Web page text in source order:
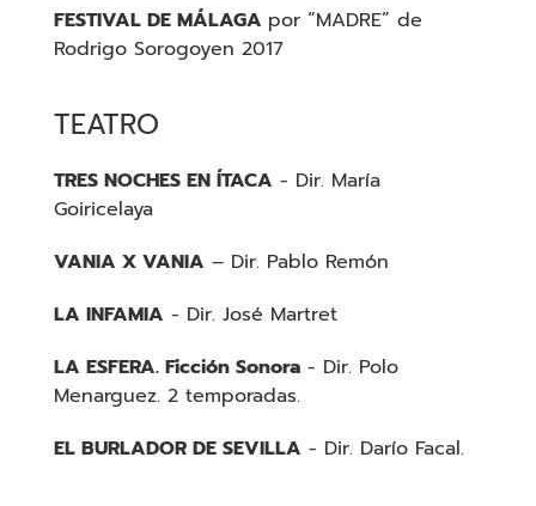
FESTIVAL DE MÁLAGA por “MADRE” de
Rodrigo Sorogoyen 2017
TEATRO
TRES NOCHES EN ÍTACA - Dir. María
Goiricelaya
VANIA X VANIA – Dir. Pablo Remón
LA INFAMIA - Dir. José Martret
LA ESFERA. Ficción Sonora- Dir. Polo
Menarguez. 2 temporadas.
EL BURLADOR DE SEVILLA - Dir. Darío Facal.